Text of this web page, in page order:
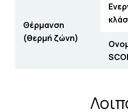
Θέρµανση
(θερµή ζώνη)